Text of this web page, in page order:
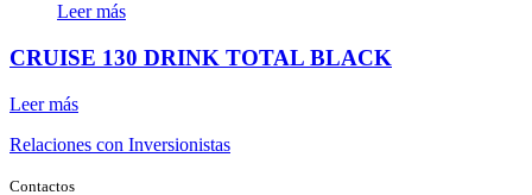
Leer más
CRUISE 130 DRINK TOTAL BLACK
Leer más
Relaciones con Inversionistas
Contactos